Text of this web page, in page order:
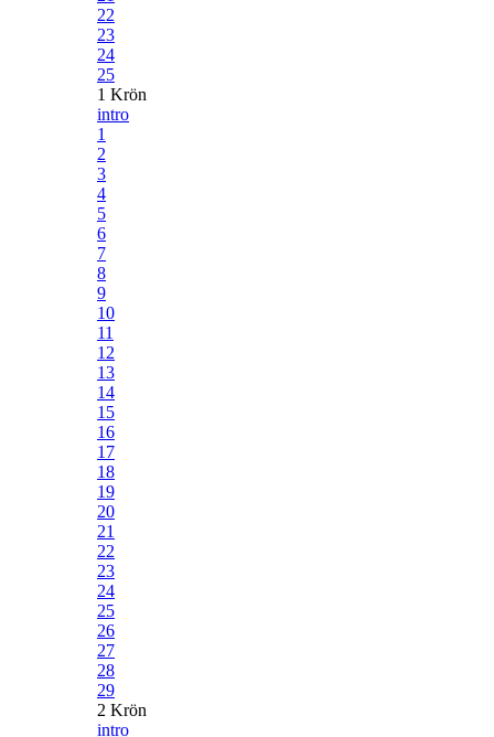
22
23
24
25
1 Krön
intro
1
2
3
4
5
6
7
8
9
10
11
12
13
14
15
16
17
18
19
20
21
22
23
24
25
26
27
28
29
2 Krön
intro